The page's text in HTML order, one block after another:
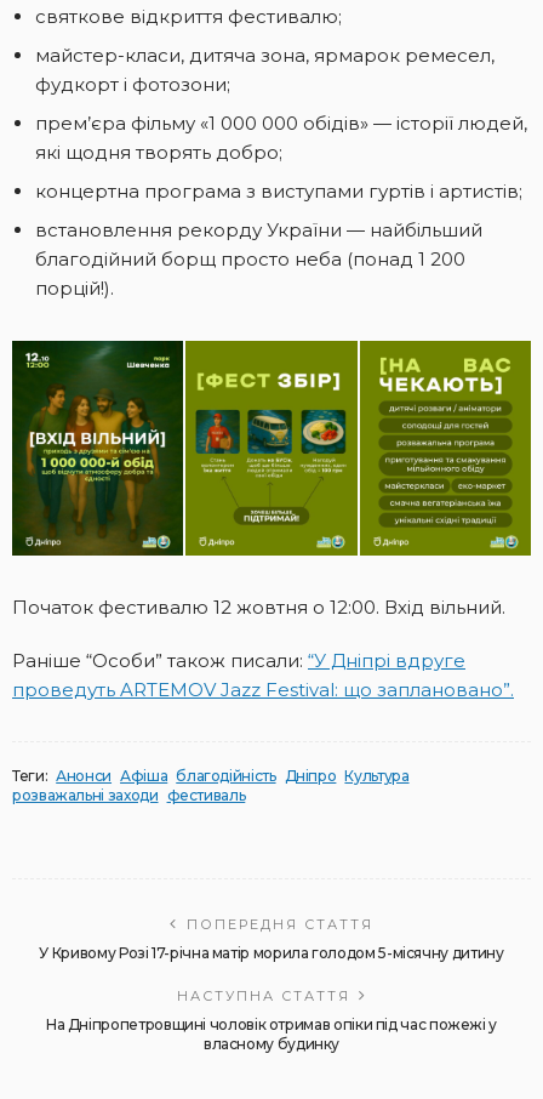
святкове відкриття фестивалю;
майстер-класи, дитяча зона, ярмарок ремесел,
фудкорт і фотозони;
прем’єра фільму «1 000 000 обідів» — історії людей,
які щодня творять добро;
концертна програма з виступами гуртів і артистів;
встановлення рекорду України — найбільший
благодійний борщ просто неба (понад 1 200
порцій!).
Початок фестивалю 12 жовтня о 12:00. Вхід вільний.
Раніше “Особи” також писали: “У Дніпрі вдруге
проведуть ARTEMOV Jazz Festival: що заплановано”.
Теги: Анонси Афіша благодійність Дніпро Культура
розважальні заходи фестиваль
ПОПЕРЕДНЯ СТАТТЯ
У Кривому Розі 17-річна матір морила голодом 5-місячну дитину
НАСТУПНА СТАТТЯ
На Дніпропетровщині чоловік отримав опіки під час пожежі у
власному будинку